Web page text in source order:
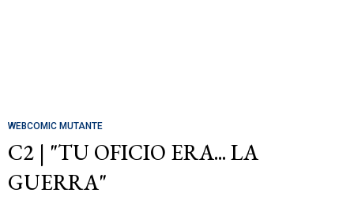
WEBCOMIC MUTANTE
C2 | "TU OFICIO ERA... LA
GUERRA"